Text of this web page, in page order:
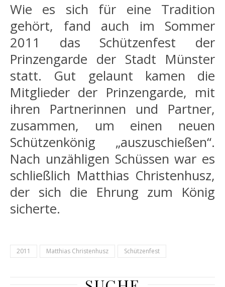
Wie es sich für eine Tradition
gehört, fand auch im Sommer
2011 das Schützenfest der
Prinzengarde der Stadt Münster
statt. Gut gelaunt kamen die
Mitglieder der Prinzengarde, mit
ihren Partnerinnen und Partner,
zusammen, um einen neuen
Schützenkönig „auszuschießen“.
Nach unzähligen Schüssen war es
schließlich Matthias Christenhusz,
der sich die Ehrung zum König
sicherte.
2011 Matthias Christenhusz Schützenfest